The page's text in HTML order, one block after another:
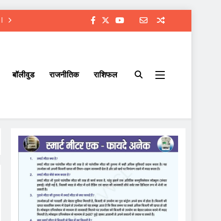
बॉलीवुड राजनीतिक राशिफल